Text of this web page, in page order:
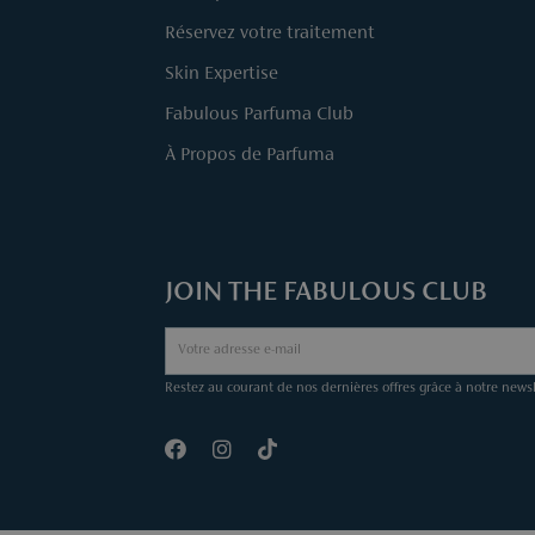
Réservez votre traitement
Skin Expertise
Fabulous Parfuma Club
À Propos de Parfuma
JOIN THE FABULOUS CLUB
Restez au courant de nos dernières offres grâce à notre